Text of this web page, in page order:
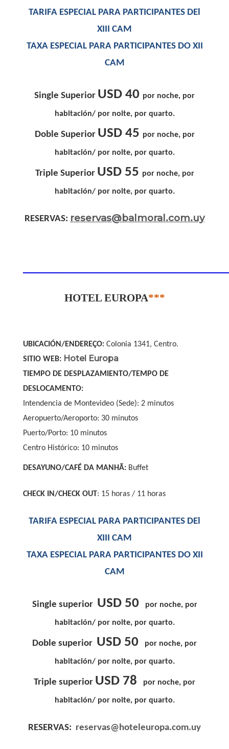
TARIFA ESPECIAL PARA PARTICIPANTES DEl
XIII CAM
TAXA ESPECIAL PARA PARTICIPANTES DO XII
CAM
Single Superior USD 40 por noche, por
habitación/ por noite, por quarto.
Doble Superior USD 45 por noche, por
habitación/ por noite, por quarto.
Triple Superior USD 55 por noche, por
habitación/ por noite, por quarto.
RESERVAS: reservas@balmoral.com.uy
HOTEL EUROPA***
UBICACIÓN/ENDEREÇO: Colonia 1341, Centro.
SITIO WEB: Hotel Europa
TIEMPO DE DESPLAZAMIENTO/TEMPO DE
DESLOCAMENTO:
Intendencia de Montevideo (Sede): 2 minutos
Aeropuerto/Aeroporto: 30 minutos
Puerto/Porto: 10 minutos
Centro Histórico: 10 minutos
DESAYUNO/CAFÉ DA MANHÃ: Buffet
CHECK IN/CHECK OUT: 15 horas / 11 horas
TARIFA ESPECIAL PARA PARTICIPANTES DEl
XIII CAM
TAXA ESPECIAL PARA PARTICIPANTES DO XII
CAM
Single superior USD 50 por noche, por
habitación/ por noite, por quarto.
Doble superior USD 50 por noche, por
habitación/ por noite, por quarto.
Triple superior USD 78 por noche, por
habitación/ por noite, por quarto.
RESERVAS: reservas@hoteleuropa.com.uy